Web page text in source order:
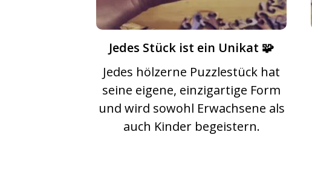
Jedes Stück ist ein Unikat 🧩
Jedes hölzerne Puzzlestück hat
seine eigene, einzigartige Form
und wird sowohl Erwachsene als
auch Kinder begeistern.